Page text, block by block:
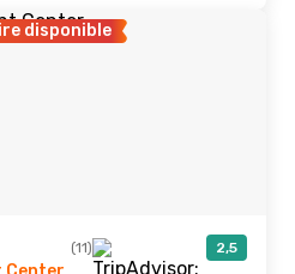
disponible
(11) 2,5